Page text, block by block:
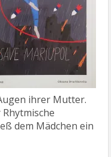
ihrer Mutter.
dem Mädchen ein